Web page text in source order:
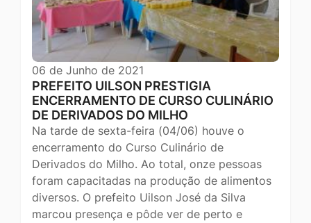
06 de Junho de 2021
PREFEITO UILSON PRESTIGIA
ENCERRAMENTO DE CURSO CULINÁRIO
DE DERIVADOS DO MILHO
Na tarde de sexta-feira (04/06) houve o
encerramento do Curso Culinário de
Derivados do Milho. Ao total, onze pessoas
foram capacitadas na produção de alimentos
diversos. O prefeito Uilson José da Silva
marcou presença e pôde ver de perto e